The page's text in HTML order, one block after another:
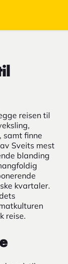
reisen til
samt finne
Sveits mest
blanding
kvartaler.
reise.